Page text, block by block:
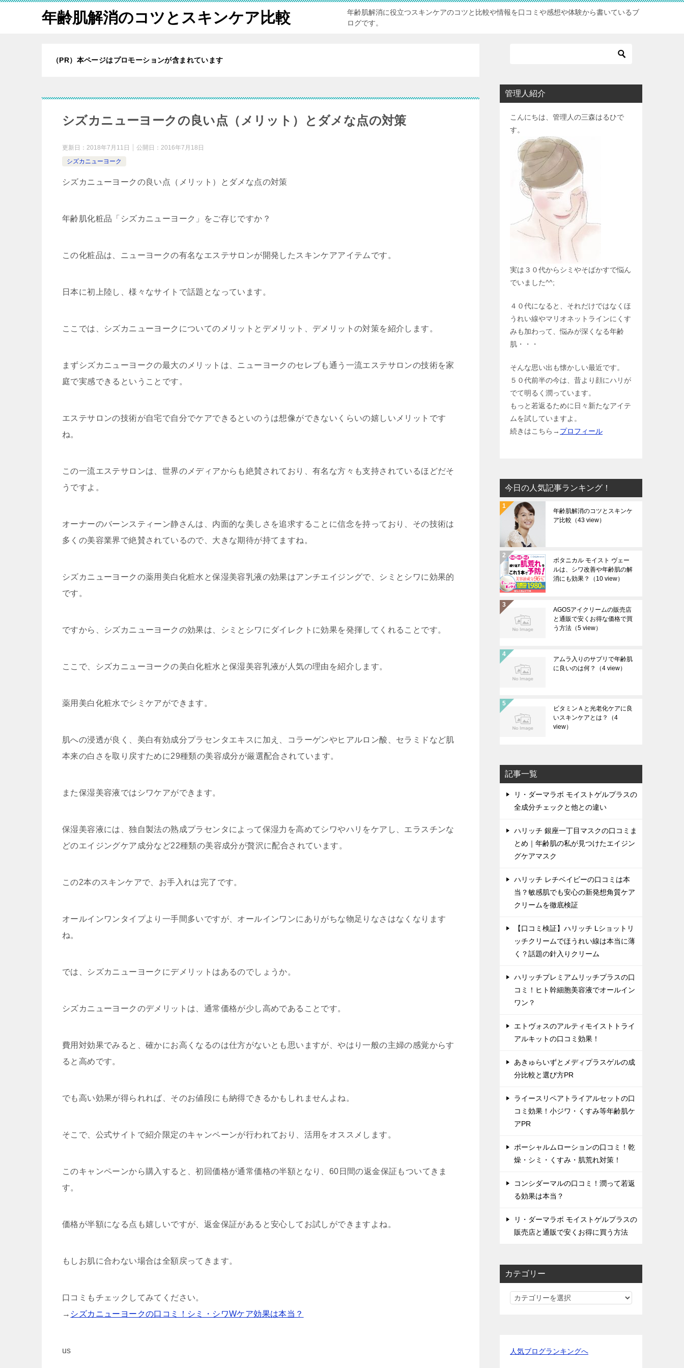
年齢肌解消のコツとスキンケア比較
年齢肌解消に役立つスキンケアのコツと比較や情報を口コミや感想や体験から書いているブ
ログです。
（PR）本ページはプロモーションが含まれています
シズカニューヨークの良い点（メリット）とダメな点の対策
更新日： 2018年7月11日 公開日： 2016年7月18日
シズカニューヨーク
シズカニューヨークの良い点（メリット）とダメな点の対策
年齢肌化粧品「シズカニューヨーク」をご存じですか？
この化粧品は、ニューヨークの有名なエステサロンが開発したスキンケアアイテムです。
日本に初上陸し、様々なサイトで話題となっています。
ここでは、シズカニューヨークについてのメリットとデメリット、デメリットの対策を紹介します。
まずシズカニューヨークの最大のメリットは、ニューヨークのセレブも通う一流エステサロンの技術を家
庭で実感できるということです。
エステサロンの技術が自宅で自分でケアできるといのうは想像ができないくらいの嬉しいメリットです
ね。
この一流エステサロンは、世界のメディアからも絶賛されており、有名な方々も支持されているほどだそ
うですよ。
オーナーのバーンスティーン静さんは、内面的な美しさを追求することに信念を持っており、その技術は
多くの美容業界で絶賛されているので、大きな期待が持てますね。
シズカニューヨークの薬用美白化粧水と保湿美容乳液の効果はアンチエイジングで、シミとシワに効果的
です。
ですから、シズカニューヨークの効果は、シミとシワにダイレクトに効果を発揮してくれることです。
ここで、シズカニューヨークの美白化粧水と保湿美容乳液が人気の理由を紹介します。
薬用美白化粧水でシミケアができます。
肌への浸透が良く、美白有効成分プラセンタエキスに加え、コラーゲンやヒアルロン酸、セラミドなど肌
本来の白さを取り戻すために29種類の美容成分が厳選配合されています。
また保湿美容液ではシワケアができます。
保湿美容液には、独自製法の熟成プラセンタによって保湿力を高めてシワやハリをケアし、エラスチンな
どのエイジングケア成分など22種類の美容成分が贅沢に配合されています。
この2本のスキンケアで、お手入れは完了です。
オールインワンタイプより一手間多いですが、オールインワンにありがちな物足りなさはなくなります
ね。
では、シズカニューヨークにデメリットはあるのでしょうか。
シズカニューヨークのデメリットは、通常価格が少し高めであることです。
費用対効果でみると、確かにお高くなるのは仕方がないとも思いますが、やはり一般の主婦の感覚からす
ると高めです。
でも高い効果が得られれば、そのお値段にも納得できるかもしれませんよね。
そこで、公式サイトで紹介限定のキャンペーンが行われており、活用をオススメします。
このキャンペーンから購入すると、初回価格が通常価格の半額となり、60日間の返金保証もついてきま
す。
価格が半額になる点も嬉しいですが、返金保証があると安心してお試しができますよね。
もしお肌に合わない場合は全額戻ってきます。
口コミもチェックしてみてください。
→ シズカニューヨークの口コミ！シミ・シワWケア効果は本当？
us
管理人紹介
こんにちは、管理人の三森はるひで
す。
実は３０代からシミやそばかすで悩ん
でいました^^;
４０代になると、それだけではなくほ
うれい線やマリオネットラインにくす
みも加わって、悩みが深くなる年齢
肌・・・
そんな思い出も懐かしい最近です。
５０代前半の今は、昔より顔にハリが
でて明るく潤っています。
もっと若返るために日々新たなアイテ
ムを試していますよ。
続きはこちら→ プロフィール
今日の人気記事ランキング！
年齢肌解消のコツとスキンケ
ア比較 （43 view）
ボタニカル モイスト ヴェー
ルは、シワ改善や年齢肌の解
消にも効果？
（10 view）
AGOSアイクリームの販売店
と通販で安くお得な価格で買
う方法 （5 view）
アムラ入りのサプリで年齢肌
に良いのは何？
（4 view）
ビタミンＡと光老化ケアに良
いスキンケアとは？
（4
view）
記事一覧
リ・ダーマラボ モイストゲルプラスの
全成分チェックと他との違い
ハリッチ 銀座一丁目マスクの口コミま
とめ｜年齢肌の私が見つけたエイジン
グケアマスク
ハリッチ レチベイビーの口コミは本
当？敏感肌でも安心の新発想角質ケア
クリームを徹底検証
【口コミ検証】ハリッチ Lショットリ
ッチクリームでほうれい線は本当に薄
く？話題の針入りクリーム
ハリッチプレミアムリッチプラスの口
コミ！ヒト幹細胞美容液でオールイン
ワン？
エトヴォスのアルティモイストトライ
アルキットの口コミ効果！
あきゅらいずとメディプラスゲルの成
分比較と選び方PR
ライースリペアトライアルセットの口
コミ効果！小ジワ・くすみ等年齢肌ケ
アPR
ポーシャルムローションの口コミ！乾
燥・シミ・くすみ・肌荒れ対策！
コンシダーマルの口コミ！潤って若返
る効果は本当？
リ・ダーマラボ モイストゲルプラスの
販売店と通販で安くお得に買う方法
カテゴリー
カ
ー
人気ブログランキングへ